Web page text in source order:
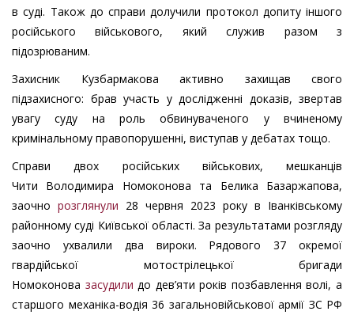
в суді. Також до справи долучили протокол допиту іншого
російського військового, який служив разом з
підозрюваним.
Захисник Кузбармакова активно захищав свого
підзахисного: брав участь у дослідженні доказів, звертав
увагу суду на роль обвинуваченого у вчиненому
кримінальному правопорушенні, виступав у дебатах тощо.
Справи двох російських військових, мешканців
Чити Володимира Номоконова та Белика Базаржапова,
заочно розглянули 28 червня 2023 року в Іванківському
районному суді Київської області. За результатами розгляду
заочно ухвалили два вироки. Рядового 37 окремої
гвардійської мотострілецької бригади
Номоконова засудили до дев’яти років позбавлення волі, а
старшого механіка-водія 36 загальновійськової армії ЗС РФ